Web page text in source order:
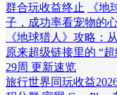
群合玩收益终止
《
子，成功率看宠物的
《地球猎人》攻略：
原来超级链接里的 “
29周 更新速览
旅行世界同玩收益